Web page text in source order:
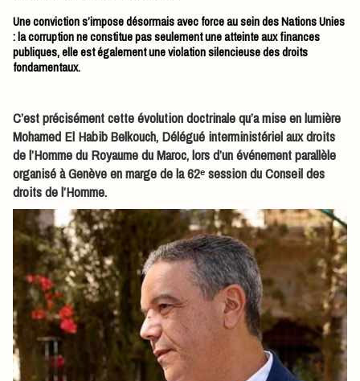
Une conviction s’impose désormais avec force au sein des Nations Unies
: la corruption ne constitue pas seulement une atteinte aux finances
publiques, elle est également une violation silencieuse des droits
fondamentaux.
C’est précisément cette évolution doctrinale qu’a mise en lumière
Mohamed El Habib Belkouch, Délégué interministériel aux droits
de l’Homme du Royaume du Maroc, lors d’un événement parallèle
organisé à Genève en marge de la 62ᵉ session du Conseil des
droits de l’Homme.